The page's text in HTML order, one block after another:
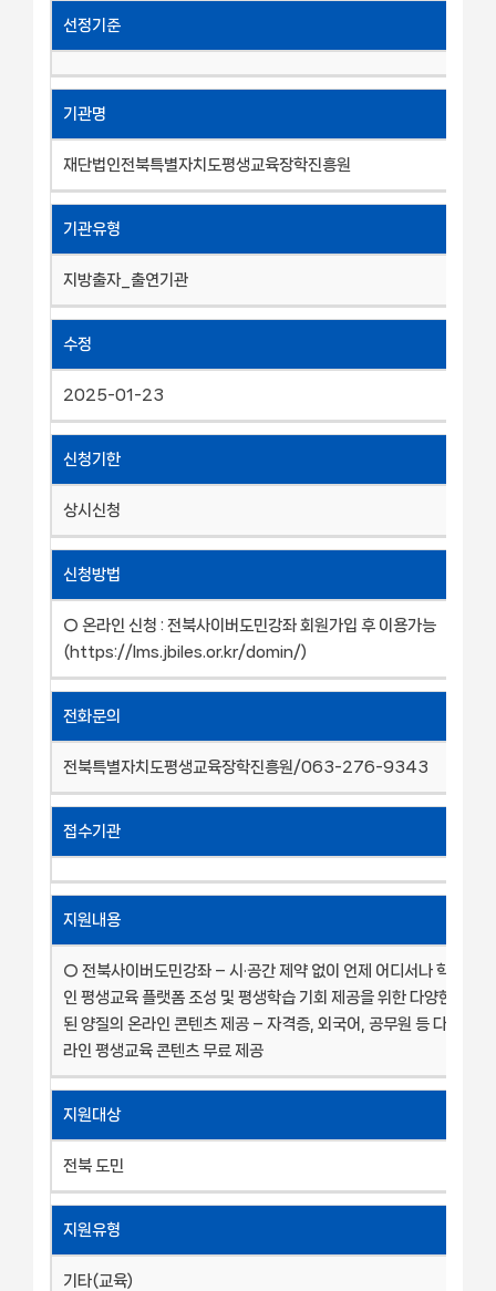
선정기준
기관명
재단법인전북특별자치도평생교육장학진흥원
기관유형
지방출자_출연기관
수정
2025-01-23
신청기한
상시신청
신청방법
○ 온라인 신청 : 전북사이버도민강좌 회원가입 후 이용가능
(https://lms.jbiles.or.kr/domin/)
전화문의
전북특별자치도평생교육장학진흥원/063-276-9343
접수기관
지원내용
○ 전북사이버도민강좌 – 시·공간 제약 없이 언제 어디서나 학습 가
인 평생교육 플랫폼 조성 및 평생학습 기회 제공을 위한 다양한 분야
된 양질의 온라인 콘텐츠 제공 – 자격증, 외국어, 공무원 등 다양한
라인 평생교육 콘텐츠 무료 제공
지원대상
전북 도민
지원유형
기타(교육)